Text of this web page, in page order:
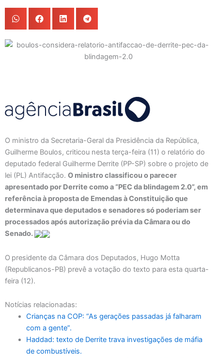
O ministro da Secretaria-Geral da Presidência da República,
Guilherme Boulos, criticou nesta terça-feira (11) o relatório do
deputado federal Guilherme Derrite (PP-SP) sobre o projeto de
lei (PL) Antifacção. O ministro classificou o parecer
apresentado por Derrite como a “PEC da blindagem 2.0”, em
referência à proposta de Emendas à Constituição que
determinava que deputados e senadores só poderiam ser
processados após autorização prévia da Câmara ou do
Senado.
O presidente da Câmara dos Deputados, Hugo Motta
(Republicanos-PB) prevê a votação do texto para esta quarta-
feira (12).
Notícias relacionadas:
Crianças na COP: “As gerações passadas já falharam
com a gente”.
Haddad: texto de Derrite trava investigações de máfia
de combustíveis.